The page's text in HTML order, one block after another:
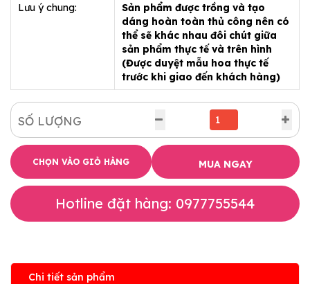
Lưu ý chung:
Sản phẩm được trồng và tạo
dáng hoàn toàn thủ công nên có
thể sẽ khác nhau đôi chút giữa
sản phẩm thực tế và trên hình
(Được duyệt mẫu hoa thực tế
trước khi giao đến khách hàng)
SỐ LƯỢNG
CHỌN VÀO GIỎ HÀNG MUA NGAY
Hotline đặt hàng: 0977755544
Chi tiết sản phẩm